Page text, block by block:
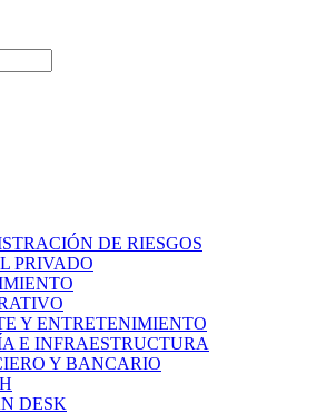
DE RIESGOS
PRIVADO
Y ENTRETENIMIENTO
E INFRAESTRUCTURA
Y BANCARIO
DESK